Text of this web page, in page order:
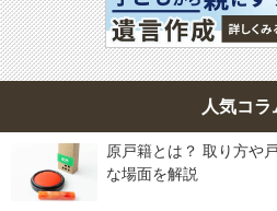
人気コラ
原戸籍とは？ 取り方や
な場面を解説